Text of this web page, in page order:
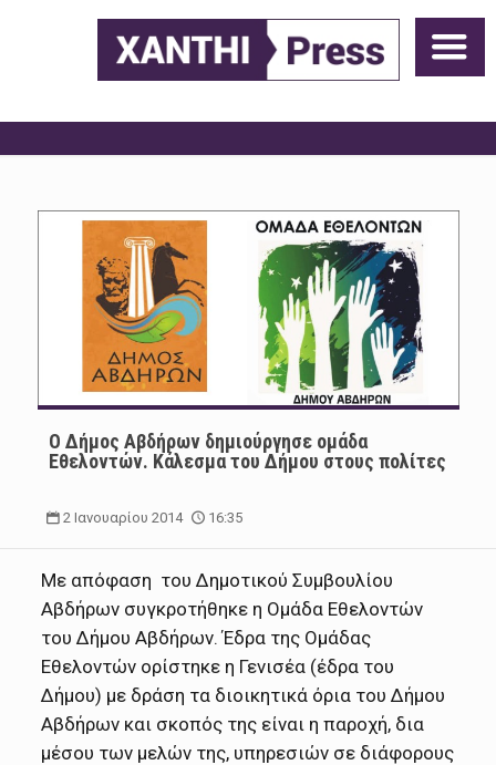
Ο Δήμος Αβδήρων δημιούργησε ομάδα
Εθελοντών. Κάλεσμα του Δήμου στους πολίτες
2 Ιανουαρίου 2014 16:35
Με απόφαση του Δημοτικού Συμβουλίου
Αβδήρων συγκροτήθηκε η Ομάδα Εθελοντών
του Δήμου Αβδήρων. Έδρα της Ομάδας
Εθελοντών ορίστηκε η Γενισέα (έδρα του
Δήμου) με δράση τα διοικητικά όρια του Δήμου
Αβδήρων και σκοπός της είναι η παροχή, δια
μέσου των μελών της, υπηρεσιών σε διάφορους